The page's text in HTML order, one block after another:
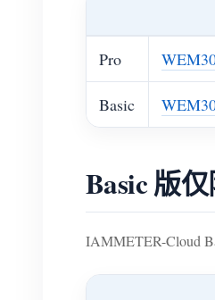
Pro
Basic
Basic 版
IAMMETER-Cloud